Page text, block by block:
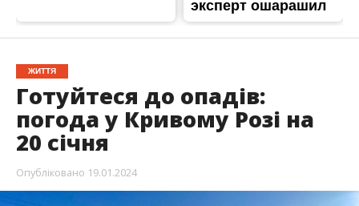
ЖИТТЯ
Готуйтеся до опадів:
погода у Кривому Розі на
20 січня
Опубліковано 19.01.2024